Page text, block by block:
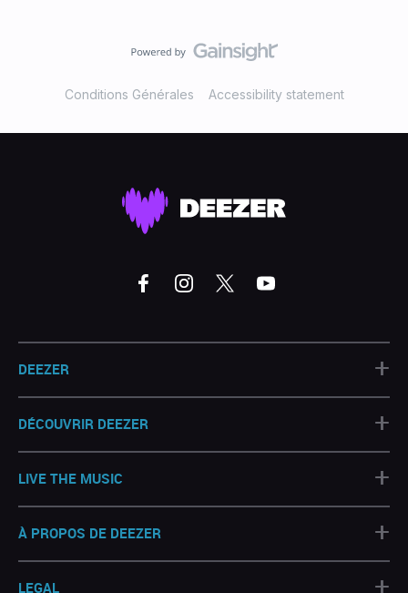
Conditions Générales Accessibility statement
DEEZER +
DÉCOUVRIR DEEZER +
LIVE THE MUSIC +
À PROPOS DE DEEZER +
LEGAL +